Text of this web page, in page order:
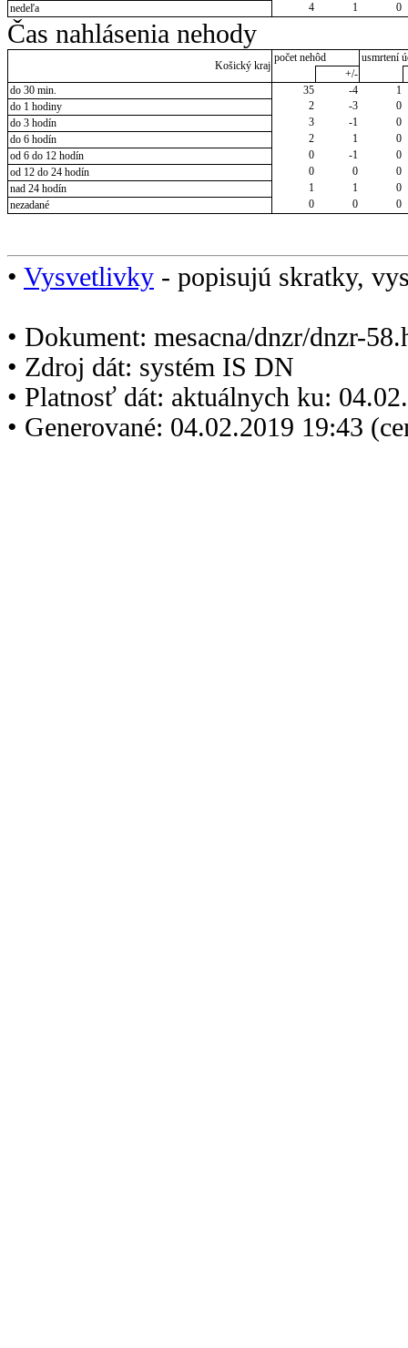
nedeľa
4 1 0
Čas nahlásenia nehody
Košický kraj
počet nehôd
usmrtení
+/-
do 30 min.
35 -4
1
do 1 hodiny
2 -3
0
do 3 hodín
3 -1
0
do 6 hodín
2 1
0
od 6 do 12 hodín
0 -1
0
od 12 do 24 hodín
0 0
0
nad 24 hodín
1 1
0
nezadané
0 0 0
• Vysvetlivky - popisujú skratky,
• Dokument: mesacna/dnzr/dnzr-
• Zdroj dát: systém IS DN
• Platnosť dát: aktuálnych ku:
• Generované: 04.02.2019 19:43